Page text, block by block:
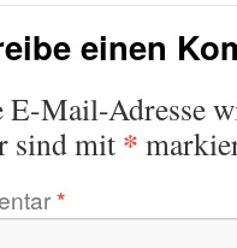
einen
E-Mail-Adresse
sind mit *
*